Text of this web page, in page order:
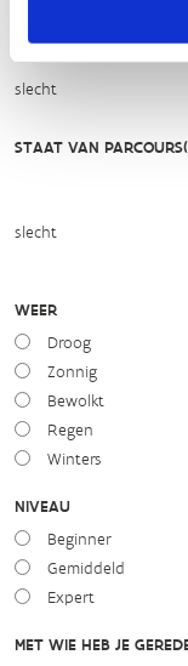
slecht
STAAT VAN
slecht
WEER
Droog
Zonnig
Bewolkt
Regen
Winters
NIVEAU
Beginner
Gemiddeld
Expert
MET WIE HEB JE